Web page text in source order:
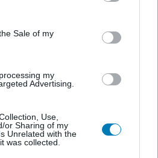
and its third-party tags to
purposes in below Google
Sale of my
my
Advertising.
Use,
or Sharing of my
Unrelated with the
was collected.
a
évadának első
komoly
készülhetünk